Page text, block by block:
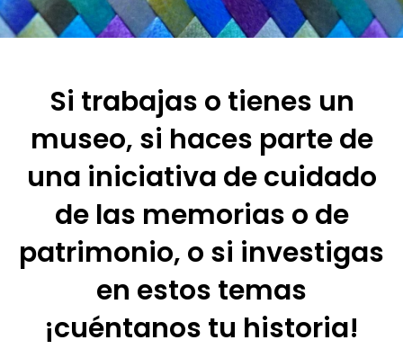
Si trabajas o tienes un
museo, si haces parte de
una iniciativa de cuidado
de las memorias o de
patrimonio, o si investigas
en estos temas
¡cuéntanos tu historia!